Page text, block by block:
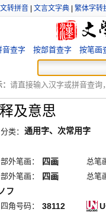
转拼音 文言文字典 繁体字转
音查字 按部首查字 按笔画
请直接输入汉字或拼音查询
及意思
分类： 通用字、次常用字
部外笔画： 四画
总笔
部外笔画： 四画
总笔
フ
四角号码： 38112